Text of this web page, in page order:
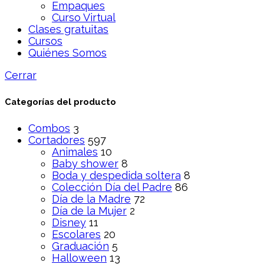
Empaques
Curso Virtual
Clases gratuitas
Cursos
Quiénes Somos
Cerrar
Categorías del producto
Combos 3
Cortadores 597
Animales 10
Baby shower 8
Boda y despedida soltera 8
Colección Día del Padre 86
Día de la Madre 72
Día de la Mujer 2
Disney 11
Escolares 20
Graduación 5
Halloween 13